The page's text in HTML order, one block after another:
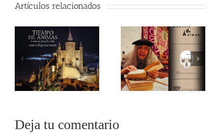
Artículos relacionados
Deja tu comentario